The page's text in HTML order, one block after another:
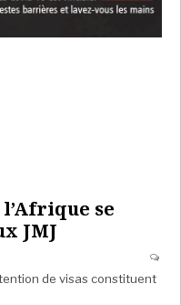
se
JMJ
de visas constituent